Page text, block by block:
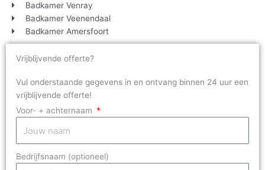
Badkamer Venray
Badkamer Veenendaal
Badkamer Amersfoort
Vrijblijvende offerte?
Vul onderstaande gegevens in en ontvang binnen 24 uur een
vrijblijvende offerte!
Voor- + achternaam
Bedrijfsnaam (optioneel)